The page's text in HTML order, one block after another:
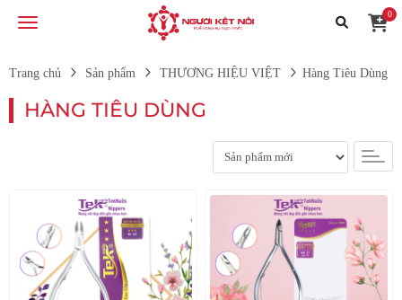
0
Trang chủ Sản phẩm THƯƠNG HIỆU VIỆT Hàng Tiêu Dùng
HÀNG TIÊU DÙNG